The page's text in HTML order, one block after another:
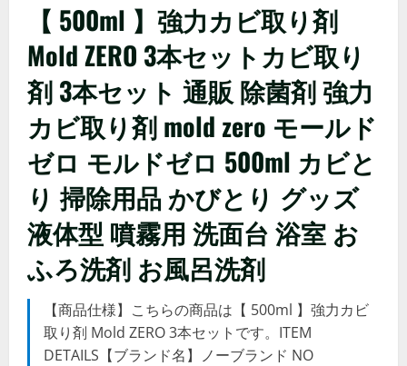
【 500ml 】強力カビ取り剤
Mold ZERO 3本セットカビ取り
剤 3本セット 通販 除菌剤 強力
カビ取り剤 mold zero モールド
ゼロ モルドゼロ 500ml カビと
り 掃除用品 かびとり グッズ
液体型 噴霧用 洗面台 浴室 お
ふろ洗剤 お風呂洗剤
【商品仕様】こちらの商品は【 500ml 】強力カビ
取り剤 Mold ZERO 3本セットです。ITEM
DETAILS【ブランド名】ノーブランド NO